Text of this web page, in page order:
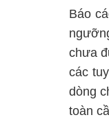
Báo
chưa
các
dòng
toàn